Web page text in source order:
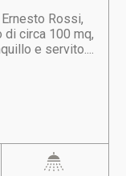
Rossi,
di circa 100 mq,
e servito....